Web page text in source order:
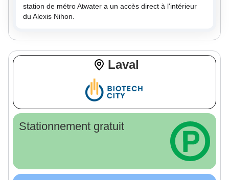
station de métro Atwater a un accès direct à l'intérieur
du Alexis Nihon.
Laval
Stationnement gratuit